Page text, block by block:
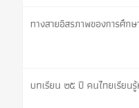
ทางสายอิสรภาพของการศึกษ
บทเรียน ๒๕ ปี คนไทยเรียน